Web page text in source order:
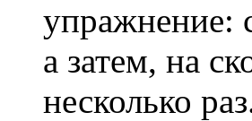
упражнение:
а затем, на
несколько